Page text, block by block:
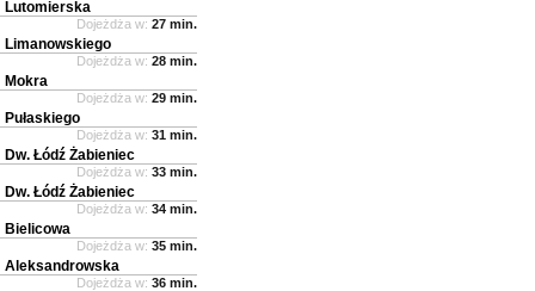
Lutomierska
Dojeżdża w: 27 min.
Limanowskiego
Dojeżdża w: 28 min.
Mokra
Dojeżdża w: 29 min.
Pułaskiego
Dojeżdża w: 31 min.
Dw. Łódź Żabieniec
Dojeżdża w: 33 min.
Dw. Łódź Żabieniec
Dojeżdża w: 34 min.
Bielicowa
Dojeżdża w: 35 min.
Aleksandrowska
Dojeżdża w: 36 min.